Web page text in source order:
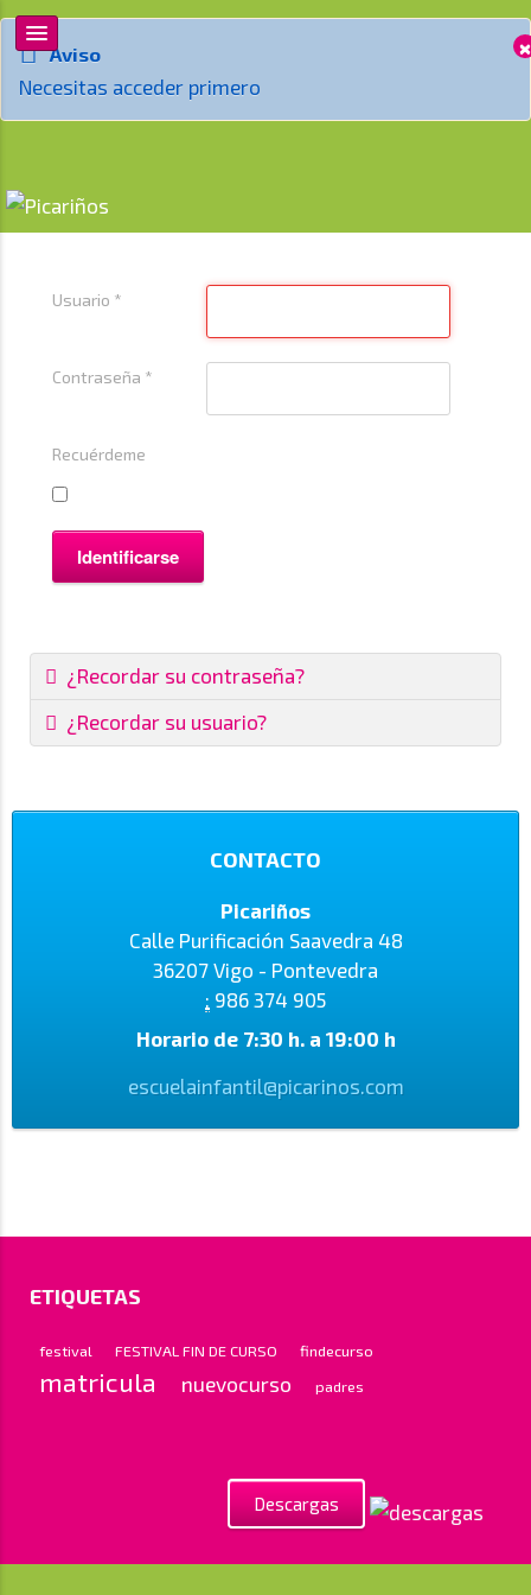
×
Aviso
Necesitas acceder primero
Usuario *
Contraseña *
Recuérdeme
Identificarse
¿Recordar su contraseña?
¿Recordar su usuario?
CONTACTO
Picariños
Calle Purificación Saavedra 48
36207 Vigo - Pontevedra
: 986 374 905
Horario de 7:30 h. a 19:00 h
escuelainfantil@picarinos.com
ETIQUETAS
festival FESTIVAL FIN DE CURSO findecurso
matricula nuevocurso padres
Descargas